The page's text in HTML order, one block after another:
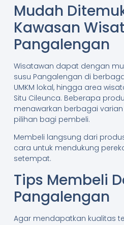
Mudah
Kawasan
Pangalengan
Wisatawan dapat dengan
susu Pangalengan di
UMKM lokal, hingga area
Situ Cileunca. Beberapa
menawarkan berbagai
pilihan bagi pembeli.
Membeli langsung dari
cara untuk mendukung
setempat.
Tips Membeli
Pangalengan
Agar mendapatkan kualitas